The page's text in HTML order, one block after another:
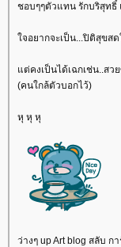
ชอบๆๆตัวแทน รักบริสุทธิ์
จอยากจะเป็น...ปิติสุขสด
ต่คงเป็นได้เฉกเช่น..สว
(คนใกล้ตัวบอกไว้)
หุ หุ หุ
ว่างๆ up Art blog สลับ ก